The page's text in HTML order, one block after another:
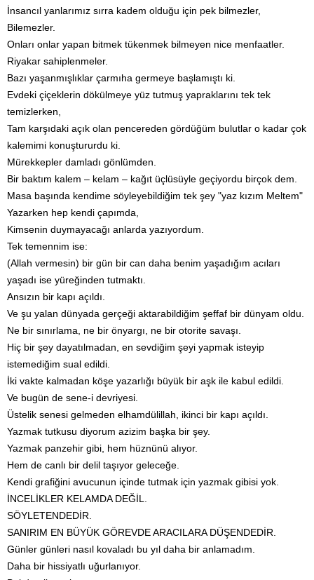
İnsancıl yanlarımız sırra kadem olduğu için pek bilmezler,
Bilemezler.
Onları onlar yapan bitmek tükenmek bilmeyen nice menfaatler.
Riyakar sahiplenmeler.
Bazı yaşanmışlıklar çarmıha germeye başlamıştı ki.
Evdeki çiçeklerin dökülmeye yüz tutmuş yapraklarını tek tek
temizlerken,
Tam karşıdaki açık olan pencereden gördüğüm bulutlar o kadar çok
kalemimi konuştururdu ki.
Mürekkepler damladı gönlümden.
Bir baktım kalem – kelam – kağıt üçlüsüyle geçiyordu birçok dem.
Masa başında kendime söyleyebildiğim tek şey "yaz kızım Meltem"
Yazarken hep kendi çapımda,
Kimsenin duymayacağı anlarda yazıyordum.
Tek temennim ise:
(Allah vermesin) bir gün bir can daha benim yaşadığım acıları
yaşadı ise yüreğinden tutmaktı.
Ansızın bir kapı açıldı.
Ve şu yalan dünyada gerçeği aktarabildiğim şeffaf bir dünyam oldu.
Ne bir sınırlama, ne bir önyargı, ne bir otorite savaşı.
Hiç bir şey dayatılmadan, en sevdiğim şeyi yapmak isteyip
istemediğim sual edildi.
İki vakte kalmadan köşe yazarlığı büyük bir aşk ile kabul edildi.
Ve bugün de sene-i devriyesi.
Üstelik senesi gelmeden elhamdülillah, ikinci bir kapı açıldı.
Yazmak tutkusu diyorum azizim başka bir şey.
Yazmak panzehir gibi, hem hüznünü alıyor.
Hem de canlı bir delil taşıyor geleceğe.
Kendi grafiğini avucunun içinde tutmak için yazmak gibisi yok.
İNCELİKLER KELAMDA DEĞİL.
SÖYLETENDEDİR.
SANIRIM EN BÜYÜK GÖREVDE ARACILARA DÜŞENDEDİR.
Günler günleri nasıl kovaladı bu yıl daha bir anlamadım.
Daha bir hissiyatlı uğurlanıyor.